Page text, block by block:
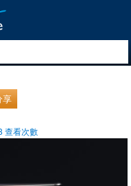
享
查看次數